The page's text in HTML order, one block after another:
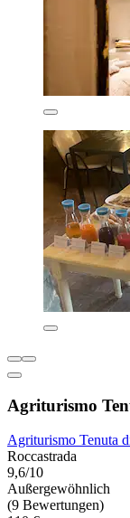
Agriturismo
Agriturismo Tenuta
Roccastrada
9,6/10
Außergewöhnlich
(9 Bewertungen)